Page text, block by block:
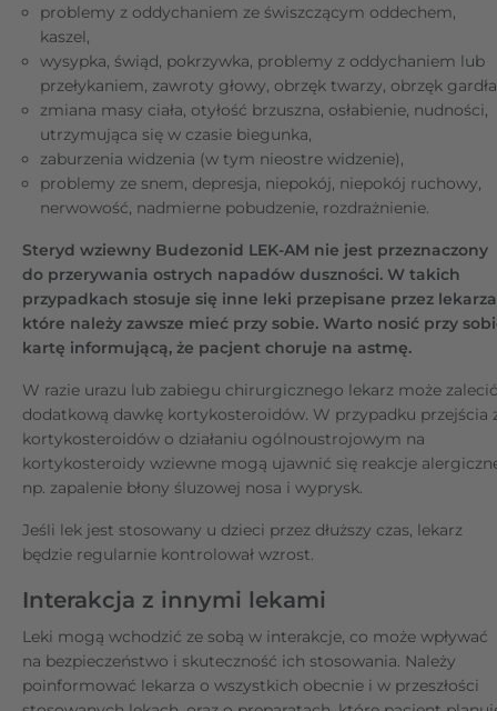
problemy z oddychaniem ze świszczącym oddechem,
kaszel,
wysypka, świąd, pokrzywka, problemy z oddychaniem lub
przełykaniem, zawroty głowy, obrzęk twarzy, obrzęk
zmiana masy ciała, otyłość brzuszna, osłabienie, nudności,
utrzymująca się w czasie biegunka,
zaburzenia widzenia (w tym nieostre widzenie),
problemy ze snem, depresja, niepokój, niepokój ruchowy,
nerwowość, nadmierne pobudzenie, rozdrażnienie.
Steryd wziewny Budezonid LEK-AM nie jest przeznaczony
do przerywania ostrych napadów duszności. W takich
przypadkach stosuje się inne leki przepisane przez
które należy zawsze mieć przy sobie. Warto nosić przy
kartę informującą, że pacjent choruje na astmę.
W razie urazu lub zabiegu chirurgicznego lekarz może zalecić
dodatkową dawkę kortykosteroidów. W przypadku przejścia
kortykosteroidów o działaniu ogólnoustrojowym na
kortykosteroidy wziewne mogą ujawnić się reakcje
np. zapalenie błony śluzowej nosa i wyprysk.
Jeśli lek jest stosowany u dzieci przez dłuższy czas, lekarz
będzie regularnie kontrolował wzrost.
Interakcja z innymi lekami
Leki mogą wchodzić ze sobą w interakcje, co może wpływać
na bezpieczeństwo i skuteczność ich stosowania. Należy
poinformować lekarza o wszystkich obecnie i w przeszłości